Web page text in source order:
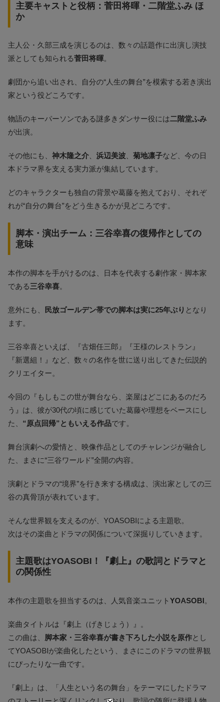
主要キャストと役柄：菅田将暉・二階堂ふみ ほ
か
主人公・久部三成を演じるのは、数々の話題作に出演し演技
派としても知られる菅田将暉。
劇団から追い出され、自分の“人生の舞台”を模索する若き演出
家という役どころです。
物語のキーパーソンである謎多きダンサー役には二階堂ふみ
が出演。
その他にも、 神木隆之介 浜辺美波 菊地凛子など、今の日
本ドラマ界を支える実力派が集結しています。
どのキャラクターも独自の背景や葛藤を抱えており、それぞ
れが“自分の舞台”をどう生きるかが見どころです。
脚本・演出チーム：三谷幸喜の復帰作としての
意味
本作の脚本を手がけるのは、日本を代表する劇作家・脚本家
である三谷幸喜。
意外にも、 民放ゴールデン帯での脚本は実に25年ぶり となり
ます。
三谷幸喜といえば、『古畑任三郎』『王様のレストラン』
『新選組！』など、数々の名作を世に送り出してきた伝説的
クリエイター。
今回の『もしもこの世が舞台なら、楽屋はどこにあるのだろ
う』は、彼が30代の頃に感じていた葛藤や理想をベースにし
た、 “原点回帰”ともいえる作品です。
舞台演劇への愛情と、映像作品としてのチャレンジが融合し
た、まさに“三谷ワールド”全開の内容。
演劇とドラマの“境界”を行き来する構成は、演出家としての三
谷の真骨頂が表れています。
そんな世界観を支えるのが、YOASOBIによる主題歌。
次はその楽曲とドラマの関係について深掘りしていきます。
主題歌はYOASOBI！『劇上』の歌詞とドラマと
の関係性
本作の主題歌を担当するのは、人気音楽ユニット YOASOBI。
楽曲タイトルは『劇上（げきじょう）』。
この曲は、
脚本家・三谷幸喜が書き下ろした小説を原作とし
てYOASOBIが楽曲化したという、まさにこのドラマの世界観
にぴったりな一曲です。
『劇上』は、「人生という名の舞台」をテーマにしたドラマ